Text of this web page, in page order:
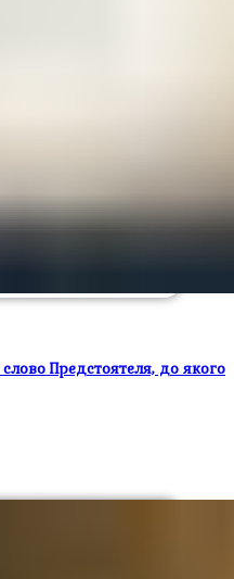
Предстоятеля, до якого